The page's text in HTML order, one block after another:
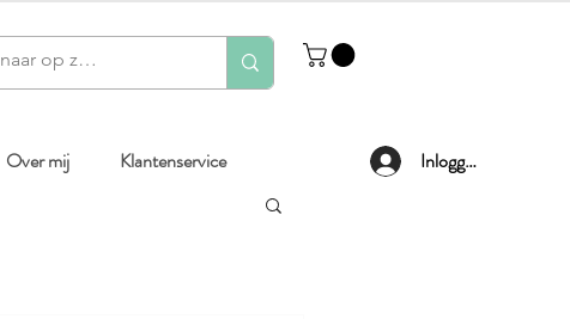
Over mij Klantenservice Inloggen